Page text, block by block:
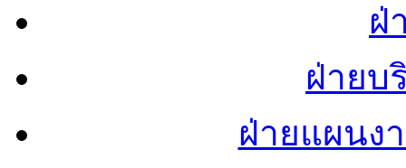
ฝ่
ฝ่ายบ
ฝ่ายแผนง